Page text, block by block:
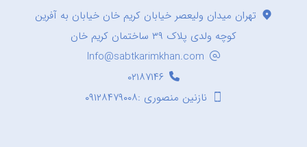
تهران میدان ولیعصر خیابان کریم خان خیابان به آفرین
کوچه ولدی پلاک ۳۹ ساختمان کریم خان
Info@sabtkarimkhan.com
۰۲۱۸۷۱۴۶
نازنین منصوری :۰۹۱۲۸۴۷۹۰۰۸